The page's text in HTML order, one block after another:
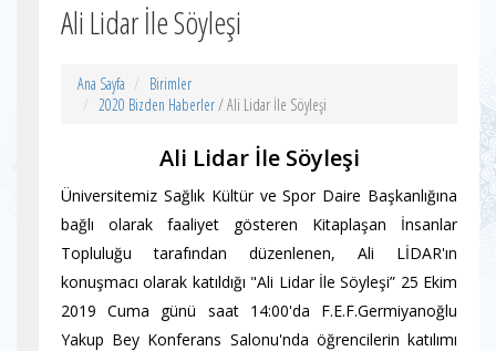
Ali Lidar İle Söyleşi
Ana Sayfa
Birimler
2020 Bizden Haberler/ Ali Lidar İle Söyleşi
Ali Lidar İle Söyleşi
Üniversitemiz Sağlık Kültür ve Spor Daire Başkanlığına
bağlı olarak faaliyet gösteren Kitaplaşan İnsanlar
Topluluğu tarafından düzenlenen, Ali LİDAR'ın
konuşmacı olarak katıldığı "Ali Lidar İle Söyleşi” 25 Ekim
2019 Cuma günü saat 14:00'da F.E.F.Germiyanoğlu
Yakup Bey Konferans Salonu'nda öğrencilerin katılımı